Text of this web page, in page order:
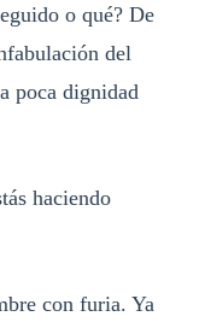
o qué? De
del
poca dignidad
haciendo
con furia. Ya